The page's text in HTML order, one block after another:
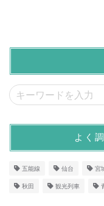
よく
五能線 仙台 宮
秋田 観光列車